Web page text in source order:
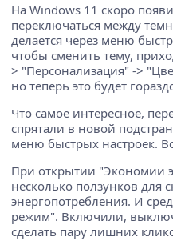
На Windows 11 скоро
переключаться между
делается через меню
чтобы сменить тему,
> "Персонализация" ->
но теперь это будет
Что самое интересное,
спрятали в новой
меню быстрых настроек.
При открытии "Экономии
несколько ползунков для
энергопотребления. И
режим". Включили,
сделать пару лишних